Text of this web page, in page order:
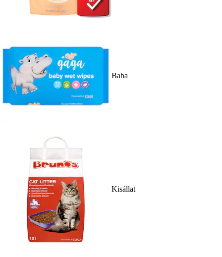
Baba
Kisállat